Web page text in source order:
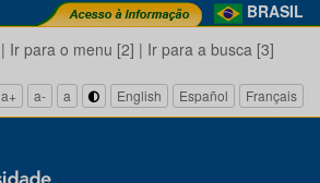
BRASIL
| Ir para o menu [2] | Ir para a busca [3]
a+ a- a English Español Français